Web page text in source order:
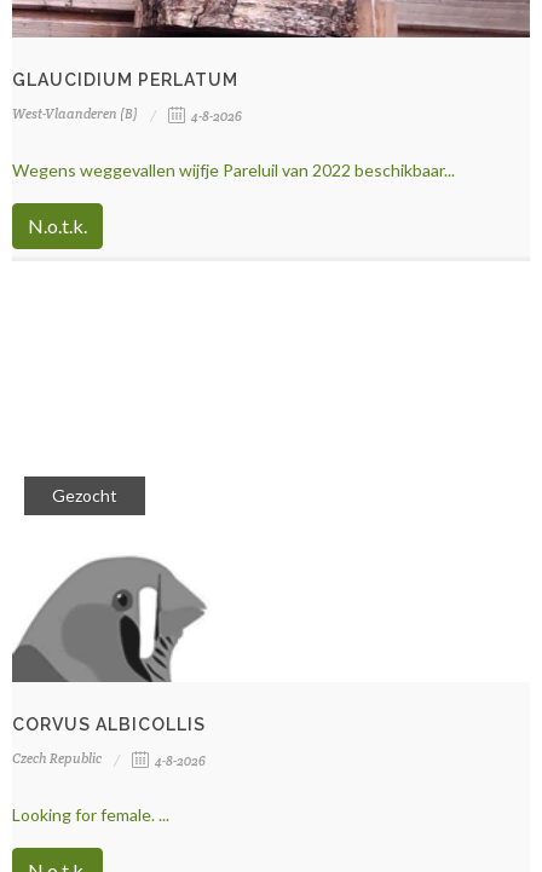
GLAUCIDIUM PERLATUM
West-Vlaanderen (B) 4-8-2026
Wegens weggevallen wijfje Pareluil van 2022 beschikbaar...
N.o.t.k.
Gezocht
CORVUS ALBICOLLIS
Czech Republic 4-8-2026
Looking for female. ...